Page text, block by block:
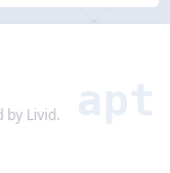
Livid.